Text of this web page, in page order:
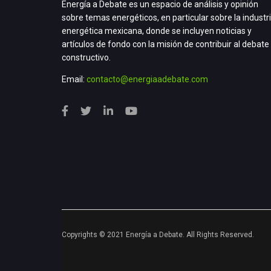
Energía a Debate es un espacio de análisis y opinión
sobre temas energéticos, en particular sobre la
energética mexicana, donde se incluyen noticias y
artículos de fondo con la misión de contribuir al debate
constructivo.
Email: contacto@energiaadebate.com
Copyrights © 2021 Energía a Debate. All Rights Reserved.